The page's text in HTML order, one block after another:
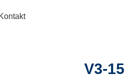
Unternehmen
der Kategorie Aktuelles
Kontakt
V3-15